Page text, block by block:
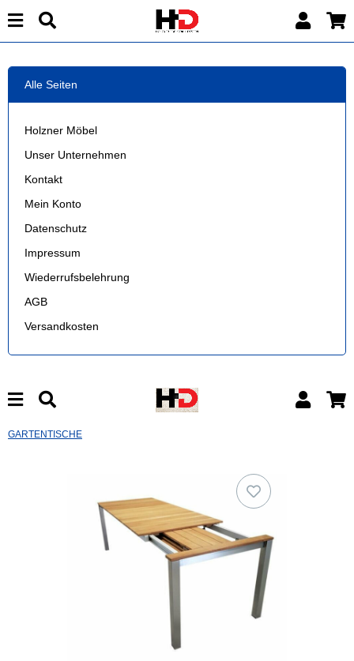
Alle Seiten
Holzner Möbel
Unser Unternehmen
Kontakt
Mein Konto
Datenschutz
Impressum
Wiederrufsbelehrung
AGB
Versandkosten
GARTENTISCHE